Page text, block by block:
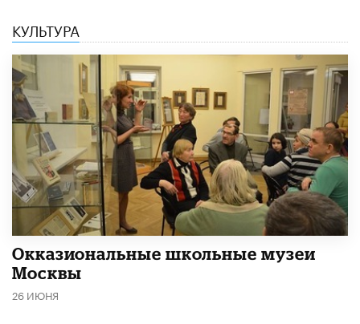
КУЛЬТУРА
​Окказиональные школьные музеи
Москвы
26 ИЮНЯ